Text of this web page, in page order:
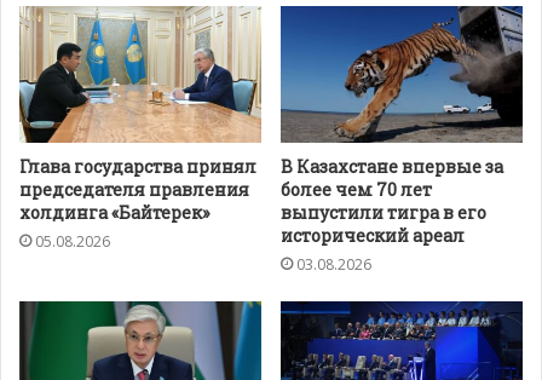
Глава государства принял
председателя правления
холдинга «Байтерек»
05.08.2026
В Казахстане впервые за
более чем 70 лет
выпустили тигра в его
исторический ареал
03.08.2026